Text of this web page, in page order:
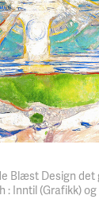
Blæst Design det
Inntil (Grafikk)